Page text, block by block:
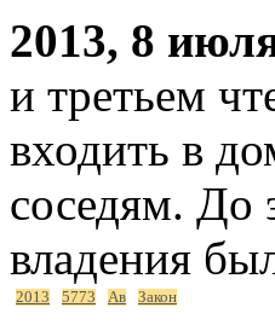
2013, 8
и третьем
входить в
соседям. До
владения
2013 5773 Ав Закон